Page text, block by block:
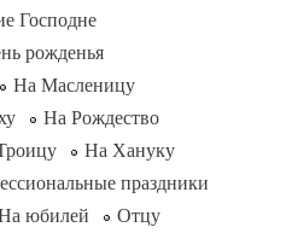
Господне
рожденья
На Масленицу
На Рождество
На Хануку
праздники
юбилей
Отцу